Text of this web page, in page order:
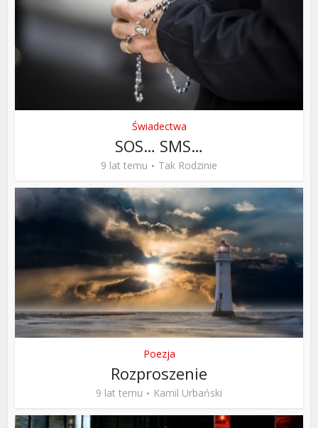
Świadectwa
SOS… SMS…
9 lat temu Tak Rodzinie
Poezja
Rozproszenie
9 lat temu Kamil Urbański